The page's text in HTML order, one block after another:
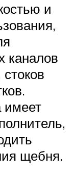
и
каналов
имеет
щебня.